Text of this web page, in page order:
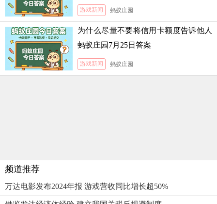
游戏新闻 蚂蚁庄园
为什么尽量不要将信用卡额度告诉他人
蚂蚁庄园7月25日答案
游戏新闻 蚂蚁庄园
频道推荐
万达电影发布2024年报 游戏营收同比增长超50%